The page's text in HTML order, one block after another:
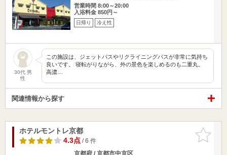
営業時間 8:00～20:00
入浴料金 850円～
日帰り 冷え性
30代 男
性
この施設は、ジェットバスやリクライニングバスが非常に気持ち
良いです。 寝転がりながら、外の景色を楽しめるのも二重丸。
高濃…
関連情報から探す
お気に入
りに追加
ホテルモントレ京都
4.3点/ 6 件
京都府 / 京都市中京区